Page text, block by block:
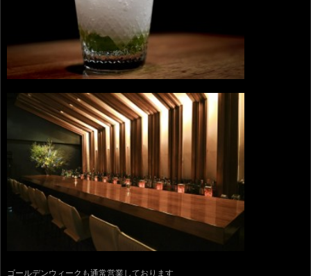
ゴールデンウィークも通常営業しております